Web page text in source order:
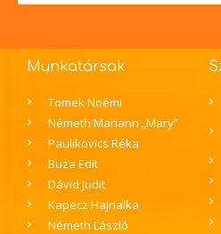
Munkatársak
Tomek Noémi
Németh Mariann „Mary”
Paulikovics Réka
Buza Edit
Dávid Judit
Kapecz Hajnalka
Németh László